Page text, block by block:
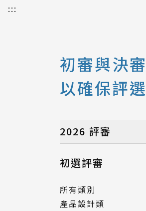
:::
初審與決
以確保評
2026 評審
初選評審
所有類別
產品設計類